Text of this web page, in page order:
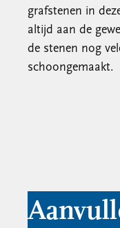
grafstenen in
altijd aan de
de stenen nog
schoongemaakt.